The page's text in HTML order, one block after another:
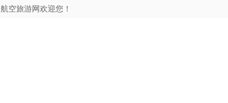
航空旅游网欢迎您！